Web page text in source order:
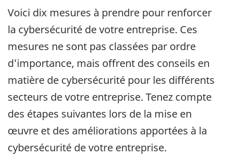
Voici dix mesures à prendre pour renforcer
la cybersécurité de votre entreprise. Ces
mesures ne sont pas classées par ordre
d’importance, mais offrent des conseils en
matière de cybersécurité pour les différents
secteurs de votre entreprise. Tenez compte
des étapes suivantes lors de la mise en
œuvre et des améliorations apportées à la
cybersécurité de votre entreprise.